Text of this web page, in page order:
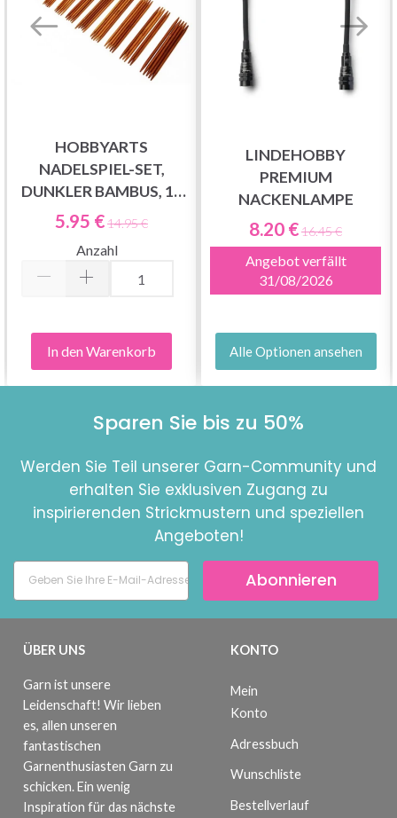
HOBBYARTS
NADELSPIEL-SET,
DUNKLER BAMBUS, 15
GRÖSSEN, 20 CM
5.95 €14.95 €
Anzahl
In den Warenkorb
LINDEHOBBY
PREMIUM
NACKENLAMPE
8.20 €16.45 €
Angebot verfällt
31/08/2026
Alle Optionen ansehen
Sparen Sie bis zu 50%
Werden Sie Teil unserer Garn-Community und
erhalten Sie exklusiven Zugang zu
inspirierenden Strickmustern und speziellen
Angeboten!
Abonnieren
ÜBER UNS
Garn ist unsere
Leidenschaft! Wir lieben
es, allen unseren
fantastischen
Garnenthusiasten Garn zu
schicken. Ein wenig
Inspiration für das nächste
KONTO
Mein
Konto
Adressbuch
Wunschliste
Bestellverlauf